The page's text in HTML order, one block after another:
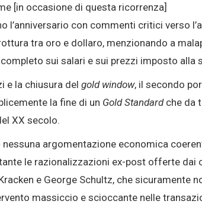
[in occasione di questa ricorrenza]
l’anniversario con commenti critici verso
tra oro e dollaro, menzionando a
sui salari e sui prezzi imposto alla
e la chiusura delgold window, il secondo
la fine di un Gold Standardche da
XX secolo.
argomentazione economica
le razionalizzazioni ex-post offerte dai
e George Schultz, che sicuramente
massiccio e scioccante nelle